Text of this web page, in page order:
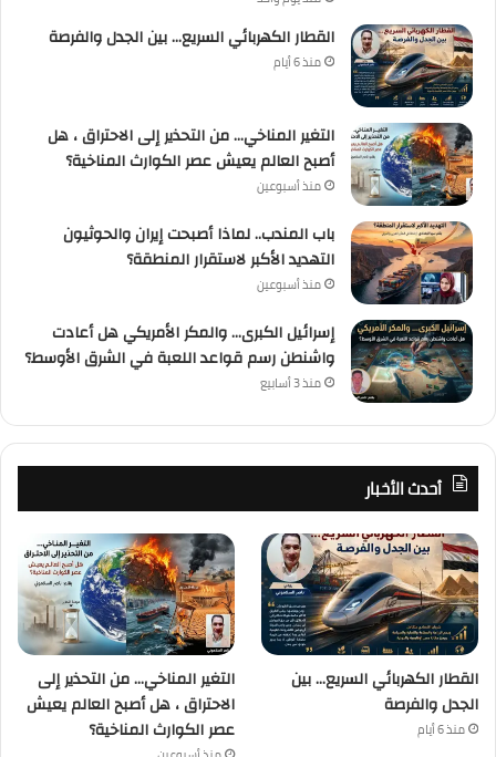
القطار الكهربائي السريع… بين الجدل والفرصة
منذ 6 أيام
التغير المناخي… من التحذير إلى الاحتراق ، هل
أصبح العالم يعيش عصر الكوارث المناخية؟
منذ أسبوعين
باب المندب.. لماذا أصبحت إيران والحوثيون
التهديد الأكبر لاستقرار المنطقة؟
منذ أسبوعين
إسرائيل الكبرى… والمكر الأمريكي هل أعادت
واشنطن رسم قواعد اللعبة في الشرق الأوسط؟
منذ 3 أسابيع
أحدث الأخبار
القطار الكهربائي السريع… بين
الجدل والفرصة
منذ 6 أيام
التغير المناخي… من التحذير إلى
الاحتراق ، هل أصبح العالم يعيش
عصر الكوارث المناخية؟